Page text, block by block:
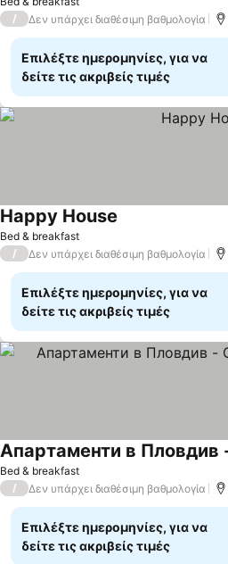
/
Δεν υπάρχει διαθέσιμη βαθμολογία
Επιλέξτε ημερομηνίες, για να
δείτε τις ακριβείς τιμές
Bed & breakfast
Happy House
/ Δεν υπάρχει διαθέσιμη βαθμολογία
Επιλέξτε ημερομηνίες, για να
δείτε τις ακριβείς τιμές
Bed & breakfast
/ Δεν υπάρχει διαθέσιμη βαθμολογία
Επιλέξτε ημερομηνίες, για να
δείτε τις ακριβείς τιμές